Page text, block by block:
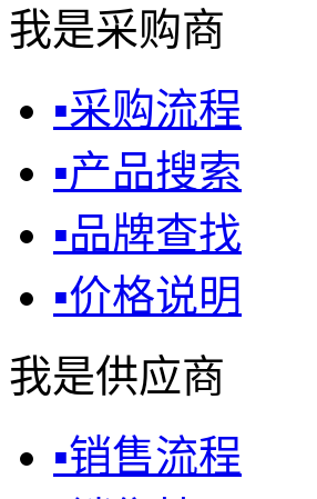
我是采购商
▪采购流程
▪产品搜索
▪品牌查找
▪价格说明
我是供应商
▪销售流程